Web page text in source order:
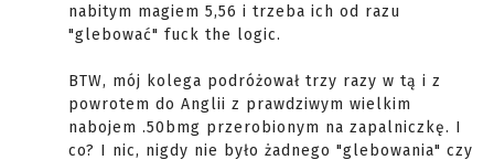
nabitym magiem 5,56 i trzeba ich od razu
"glebować" fuck the logic.
BTW, mój kolega podróżował trzy razy w tą i z
powrotem do Anglii z prawdziwym wielkim
nabojem .50bmg przerobionym na zapalniczkę. I
co? I nic, nigdy nie było żadnego "glebowania" czy